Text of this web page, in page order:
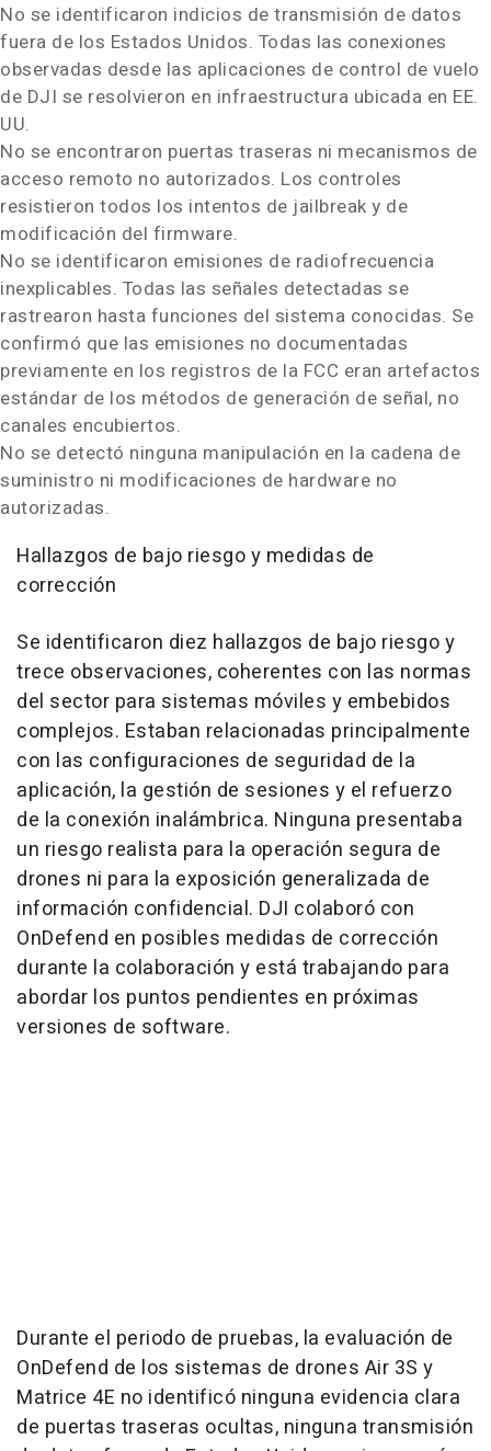
No se identificaron indicios de transmisión de datos
fuera de los Estados Unidos. Todas las conexiones
observadas desde las aplicaciones de control de vuelo
de DJI se resolvieron en infraestructura ubicada en EE.
UU.
No se encontraron puertas traseras ni mecanismos de
acceso remoto no autorizados. Los controles
resistieron todos los intentos de jailbreak y de
modificación del firmware.
No se identificaron emisiones de radiofrecuencia
inexplicables. Todas las señales detectadas se
rastrearon hasta funciones del sistema conocidas. Se
confirmó que las emisiones no documentadas
previamente en los registros de la FCC eran artefactos
estándar de los métodos de generación de señal, no
canales encubiertos.
No se detectó ninguna manipulación en la cadena de
suministro ni modificaciones de hardware no
autorizadas.
Hallazgos de bajo riesgo y medidas de
corrección
Se identificaron diez hallazgos de bajo riesgo y
trece observaciones, coherentes con las normas
del sector para sistemas móviles y embebidos
complejos. Estaban relacionadas principalmente
con las configuraciones de seguridad de la
aplicación, la gestión de sesiones y el refuerzo
de la conexión inalámbrica. Ninguna presentaba
un riesgo realista para la operación segura de
drones ni para la exposición generalizada de
información confidencial. DJI colaboró con
OnDefend en posibles medidas de corrección
durante la colaboración y está trabajando para
abordar los puntos pendientes en próximas
versiones de software.
Durante el periodo de pruebas, la evaluación de
OnDefend de los sistemas de drones Air 3S y
Matrice 4E no identificó ninguna evidencia clara
de puertas traseras ocultas, ninguna transmisión